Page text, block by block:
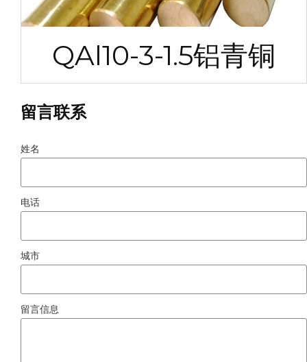
QAl10-3-1.5铝青铜
留言联系
姓名
电话
城市
留言信息